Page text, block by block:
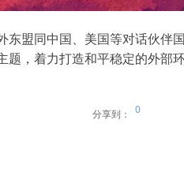
盟同中国、美国等对话伙伴
，着力打造和平稳定的外部
分享到： 0